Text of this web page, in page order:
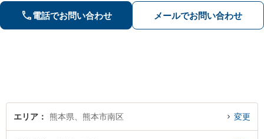
電話でお問い合わせ メールでお問い合わせ
エリア 熊本県、熊本市南区 変更